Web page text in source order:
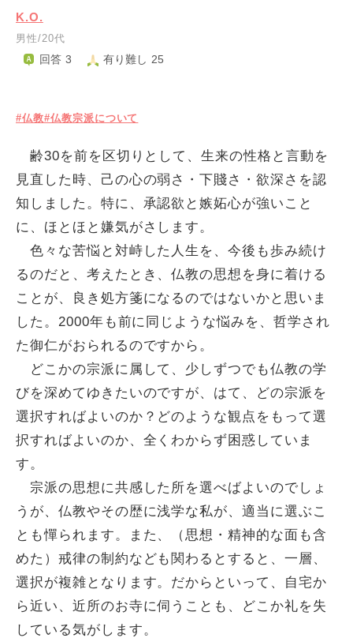
K.O.
男性/20代
回答 3 有り難し 25
#仏教#仏教宗派について
齢30を前を区切りとして、生来の性格と言動を
見直した時、己の心の弱さ・下賤さ・欲深さを認
知しました。特に、承認欲と嫉妬心が強いこと
に、ほとほと嫌気がさします。
色々な苦悩と対峙した人生を、今後も歩み続け
るのだと、考えたとき、仏教の思想を身に着ける
ことが、良き処方箋になるのではないかと思いま
した。2000年も前に同じような悩みを、哲学され
た御仁がおられるのですから。
どこかの宗派に属して、少しずつでも仏教の学
びを深めてゆきたいのですが、はて、どの宗派を
選択すればよいのか？どのような観点をもって選
択すればよいのか、全くわからず困惑していま
す。
宗派の思想に共感した所を選べばよいのでしょ
うが、仏教やその歴に浅学な私が、適当に選ぶこ
とも憚られます。また、（思想・精神的な面も含
めた）戒律の制約なども関わるとすると、一層、
選択が複雑となります。だからといって、自宅か
ら近い、近所のお寺に伺うことも、どこか礼を失
している気がします。